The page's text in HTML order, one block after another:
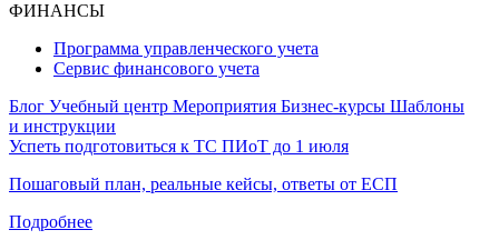
ФИНАНСЫ
Программа управленческого учета
Сервис финансового учета
Блог Учебный центр Мероприятия Бизнес-курсы Шаблоны
и инструкции
Успеть подготовиться к ТС ПИоТ до 1 июля
Пошаговый план, реальные кейсы, ответы от ЕСП
Подробнее